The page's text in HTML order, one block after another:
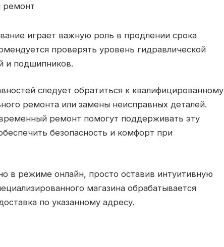
ремонт
играет важную роль в продлении срока
проверять уровень гидравлической
и подшипников.
следует обратиться к квалифицированному
ремонта или замены неисправных деталей.
ремонт помогут поддерживать эту
безопасность и комфорт при
в режиме онлайн, просто оставив интуитивную
магазина обрабатывается
по указанному адресу.